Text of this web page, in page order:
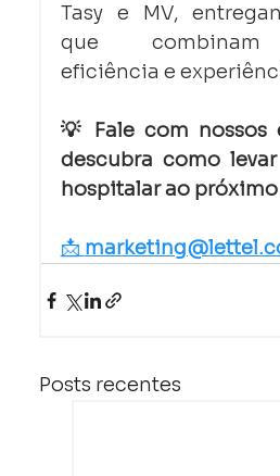
Tasy e MV,
que combinam
eficiência e
💡 Fale com nossos
descubra como
hospitalar ao próximo
📩
Posts recentes